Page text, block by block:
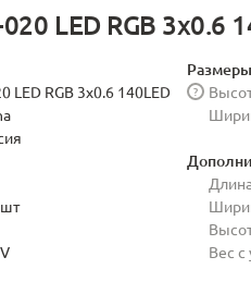
LED RGB 3x0.6
LED RGB 3x0.6 140LED
?
Вес с